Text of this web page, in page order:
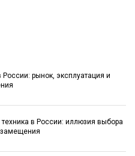
рынок, эксплуатация и
техника в России: иллюзия выбора